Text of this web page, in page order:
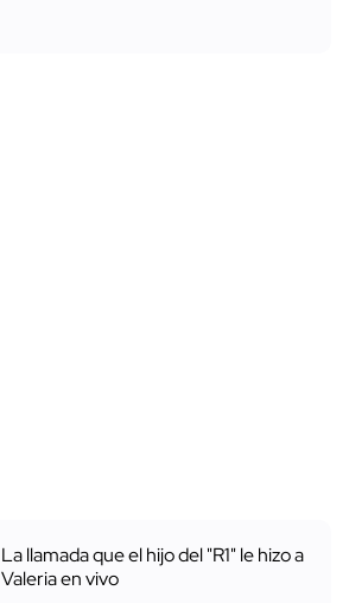
La llamada que el hijo del "R1" le hizo a
Valeria en vivo